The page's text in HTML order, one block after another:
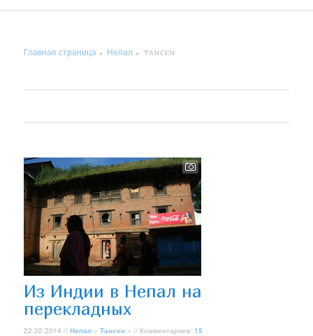
Главная страница » Непал » ТАНСЕН
Из Индии в Непал на
перекладных
22.02.2014 //Непал »Тансен » // Комментариев:15